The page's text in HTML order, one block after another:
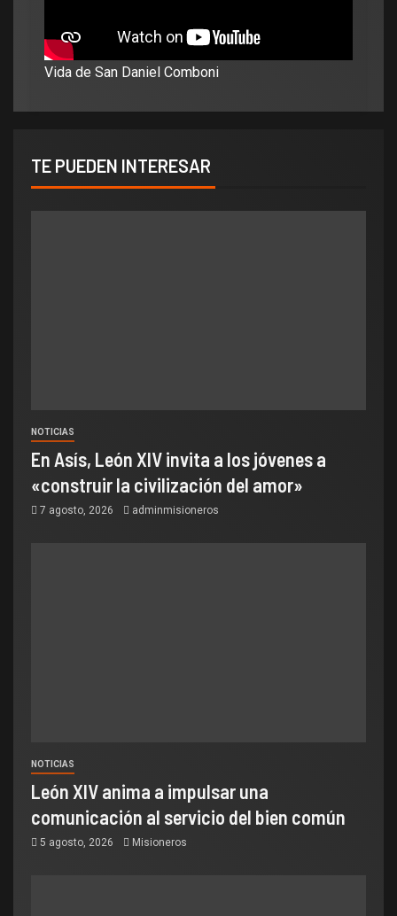
Vida de San Daniel Comboni
TE PUEDEN INTERESAR
NOTICIAS
En Asís, León XIV invita a los jóvenes a
«construir la civilización del amor»
7 agosto, 2026 adminmisioneros
NOTICIAS
León XIV anima a impulsar una
comunicación al servicio del bien común
5 agosto, 2026 Misioneros